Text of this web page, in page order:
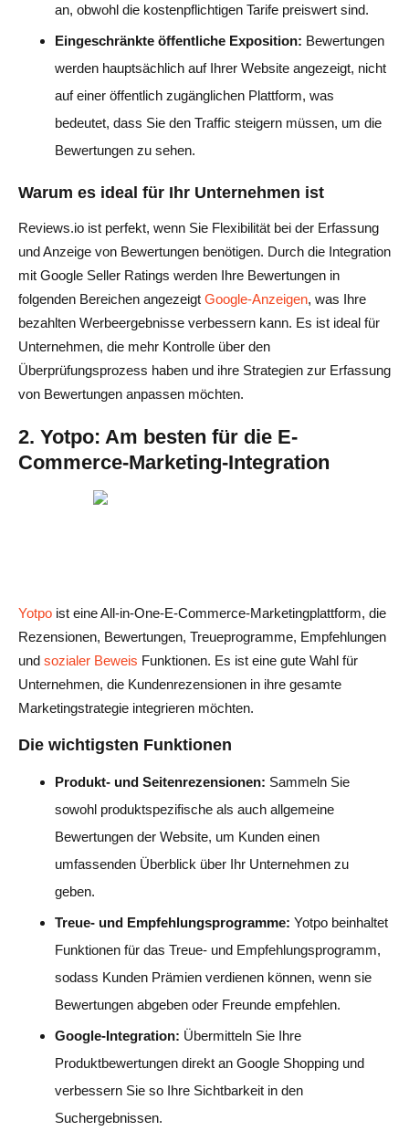
an, obwohl die kostenpflichtigen Tarife preiswert sind.
Eingeschränkte öffentliche Exposition: Bewertungen
werden hauptsächlich auf Ihrer Website angezeigt, nicht
auf einer öffentlich zugänglichen Plattform, was
bedeutet, dass Sie den Traffic steigern müssen, um die
Bewertungen zu sehen.
Warum es ideal für Ihr Unternehmen ist
Reviews.io ist perfekt, wenn Sie Flexibilität bei der Erfassung
und Anzeige von Bewertungen benötigen. Durch die Integration
mit Google Seller Ratings werden Ihre Bewertungen in
folgenden Bereichen angezeigt Google-Anzeigen, was Ihre
bezahlten Werbeergebnisse verbessern kann. Es ist ideal für
Unternehmen, die mehr Kontrolle über den
Überprüfungsprozess haben und ihre Strategien zur Erfassung
von Bewertungen anpassen möchten.
2. Yotpo: Am besten für die E-
Commerce-Marketing-Integration
Yotpo ist eine All-in-One-E-Commerce-Marketingplattform, die
Rezensionen, Bewertungen, Treueprogramme, Empfehlungen
und sozialer Beweis Funktionen. Es ist eine gute Wahl für
Unternehmen, die Kundenrezensionen in ihre gesamte
Marketingstrategie integrieren möchten.
Die wichtigsten Funktionen
Produkt- und Seitenrezensionen: Sammeln Sie
sowohl produktspezifische als auch allgemeine
Bewertungen der Website, um Kunden einen
umfassenden Überblick über Ihr Unternehmen zu
geben.
Treue- und Empfehlungsprogramme: Yotpo beinhaltet
Funktionen für das Treue- und Empfehlungsprogramm,
sodass Kunden Prämien verdienen können, wenn sie
Bewertungen abgeben oder Freunde empfehlen.
Google-Integration: Übermitteln Sie Ihre
Produktbewertungen direkt an Google Shopping und
verbessern Sie so Ihre Sichtbarkeit in den
Suchergebnissen.